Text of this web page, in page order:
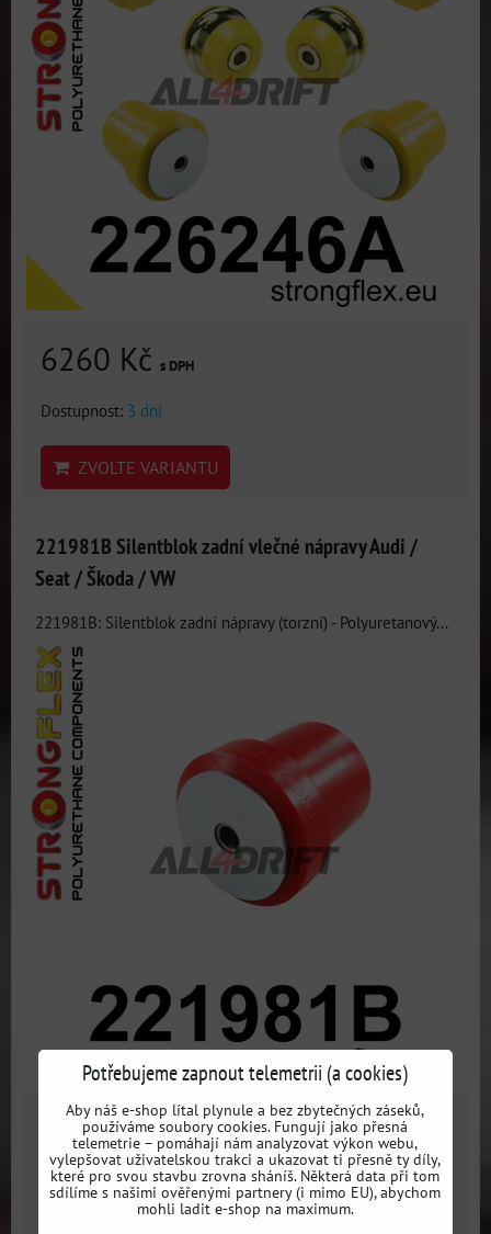
6260 Kč s DPH
Dostupnost: 3 dni
ZVOLTE VARIANTU
221981B Silentblok zadní vlečné nápravy Audi /
Seat / Škoda / VW
221981B: Silentblok zadní nápravy (torzní) - Polyuretanový...
1286 Kčs DPH
Dostupnost:3 dni
Potřebujeme zapnout telemetrii (a cookies)
Aby náš e-shop lítal plynule a bez zbytečných záseků,
používáme soubory cookies. Fungují jako přesná
telemetrie – pomáhají nám analyzovat výkon webu,
vylepšovat uživatelskou trakci a ukazovat ti přesně ty díly,
které pro svou stavbu zrovna sháníš. Některá data při tom
sdílíme s našimi ověřenými partnery (i mimo EU), abychom
mohli ladit e-shop na maximum.